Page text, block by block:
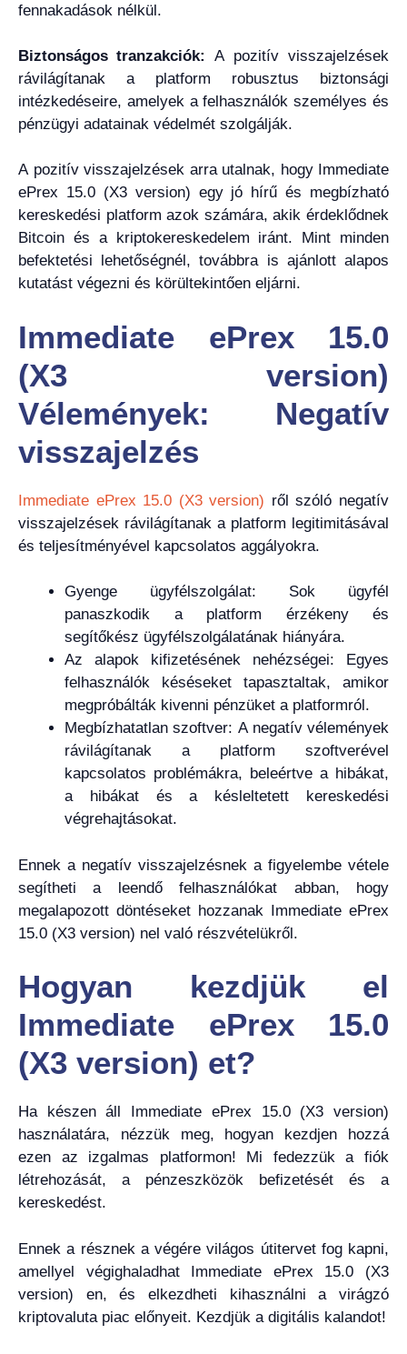
fennakadások nélkül.
Biztonságos tranzakciók:
A pozitív visszajelzések
rávilágítanak a platform robusztus biztonsági
intézkedéseire, amelyek a felhasználók személyes és
pénzügyi adatainak védelmét szolgálják.
A pozitív visszajelzések arra utalnak, hogy Immediate
ePrex 15.0 (X3 version) egy jó hírű és megbízható
kereskedési platform azok számára, akik érdeklődnek
Bitcoin és a kriptokereskedelem iránt. Mint minden
befektetési lehetőségnél, továbbra is ajánlott alapos
kutatást végezni és körültekintően eljárni.
Immediate ePrex 15.0
(X3 version)
Vélemények: Negatív
visszajelzés
Immediate ePrex 15.0 (X3 version) ről szóló negatív
visszajelzések rávilágítanak a platform legitimitásával
és teljesítményével kapcsolatos aggályokra.
Gyenge ügyfélszolgálat: Sok ügyfél
panaszkodik a platform érzékeny és
segítőkész ügyfélszolgálatának hiányára.
Az alapok kifizetésének nehézségei: Egyes
felhasználók késéseket tapasztaltak, amikor
megpróbálták kivenni pénzüket a platformról.
Megbízhatatlan szoftver: A negatív vélemények
rávilágítanak a platform szoftverével
kapcsolatos problémákra, beleértve a hibákat,
a hibákat és a késleltetett kereskedési
végrehajtásokat.
Ennek a negatív visszajelzésnek a figyelembe vétele
segítheti a leendő felhasználókat abban, hogy
megalapozott döntéseket hozzanak Immediate ePrex
15.0 (X3 version) nel való részvételükről.
Hogyan kezdjük el
Immediate ePrex 15.0
(X3 version) et?
Ha készen áll Immediate ePrex 15.0 (X3 version)
használatára, nézzük meg, hogyan kezdjen hozzá
ezen az izgalmas platformon! Mi fedezzük a fiók
létrehozását, a pénzeszközök befizetését és a
kereskedést.
Ennek a résznek a végére világos útitervet fog kapni,
amellyel végighaladhat Immediate ePrex 15.0 (X3
version) en, és elkezdheti kihasználni a virágzó
kriptovaluta piac előnyeit. Kezdjük a digitális kalandot!